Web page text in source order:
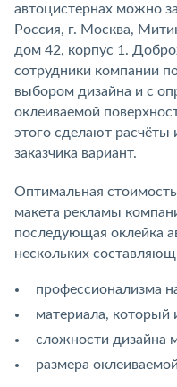
автоцистернах можно
Россия, г. Москва,
дом 42, корпус 1.
сотрудники компании
выбором дизайна и с
оклеиваемой
этого сделают
заказчика вариант.
Оптимальная
макета рекламы
последующая оклейка
нескольких
профессионализма
материала, который
сложности дизайна
размера